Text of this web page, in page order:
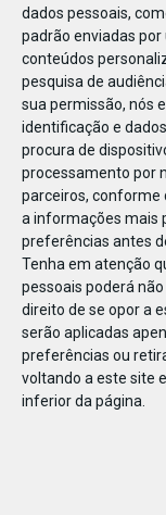
dados pessoais,
padrão enviadas
conteúdos
pesquisa de
sua permissão, nós
identificação e
procura de
processamento por
parceiros, conforme
a informações mais
preferências antes
Tenha em atenção
pessoais poderá
direito de se opor a
serão aplicadas
preferências ou
voltando a este site
inferior da página.